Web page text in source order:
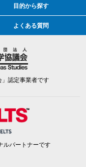
目的から探す
よくある質問
」認定事業者です
ルパートナーです